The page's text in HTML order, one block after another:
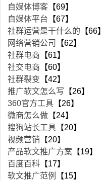
自媒体博客 【69】
自媒体平台 【67】
社群运营是干什么的 【66】
网络营销公司
【62】
社群电商 【61】
社交电商 【60】
社群裂变 【42】
推广软文怎么写 【26】
360官方工具 【26】
微商怎么做 【24】
搜狗站长工具 【20】
视频营销 【20】
产品软文推广方案 【19】
百度百科 【17】
软文推广范例
【15】